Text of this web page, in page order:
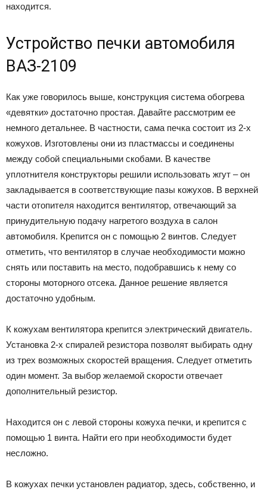
находится.
Устройство печки автомобиля
ВАЗ-2109
Как уже говорилось выше, конструкция система обогрева
«девятки» достаточно простая. Давайте рассмотрим ее
немного детальнее. В частности, сама печка состоит из 2-х
кожухов. Изготовлены они из пластмассы и соединены
между собой специальными скобами. В качестве
уплотнителя конструкторы решили использовать жгут – он
закладывается в соответствующие пазы кожухов. В верхней
части отопителя находится вентилятор, отвечающий за
принудительную подачу нагретого воздуха в салон
автомобиля. Крепится он с помощью 2 винтов. Следует
отметить, что вентилятор в случае необходимости можно
снять или поставить на место, подобравшись к нему со
стороны моторного отсека. Данное решение является
достаточно удобным.
К кожухам вентилятора крепится электрический двигатель.
Установка 2-х спиралей резистора позволят выбирать одну
из трех возможных скоростей вращения. Следует отметить
один момент. За выбор желаемой скорости отвечает
дополнительный резистор.
Находится он с левой стороны кожуха печки, и крепится с
помощью 1 винта. Найти его при необходимости будет
несложно.
В кожухах печки установлен радиатор, здесь, собственно, и